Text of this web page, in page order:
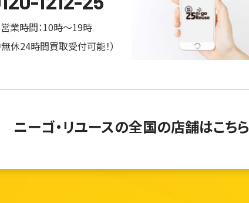
営業時間：10時～19時
休24時間買取受付可能！）
ニーゴ・リユースの全国の店舗はこちら